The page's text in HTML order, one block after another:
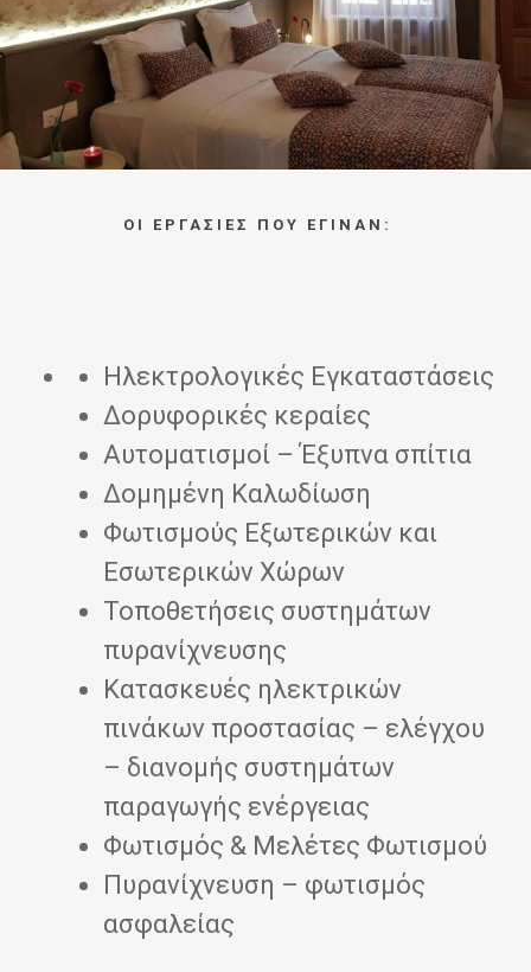
ΟΙ ΕΡΓΑΣΙΕΣ ΠΟΥ ΕΓΙΝΑΝ:
Ηλεκτρολογικές Εγκαταστάσεις
Δορυφορικές κεραίες
Αυτοματισμοί – Έξυπνα σπίτια
Δομημένη Καλωδίωση
Φωτισμούς Εξωτερικών και
Εσωτερικών Χώρων
Τοποθετήσεις συστημάτων
πυρανίχνευσης
Κατασκευές ηλεκτρικών
πινάκων προστασίας – ελέγχου
– διανομής συστημάτων
παραγωγής ενέργειας
Φωτισμός & Μελέτες Φωτισμού
Πυρανίχνευση – φωτισμός
ασφαλείας